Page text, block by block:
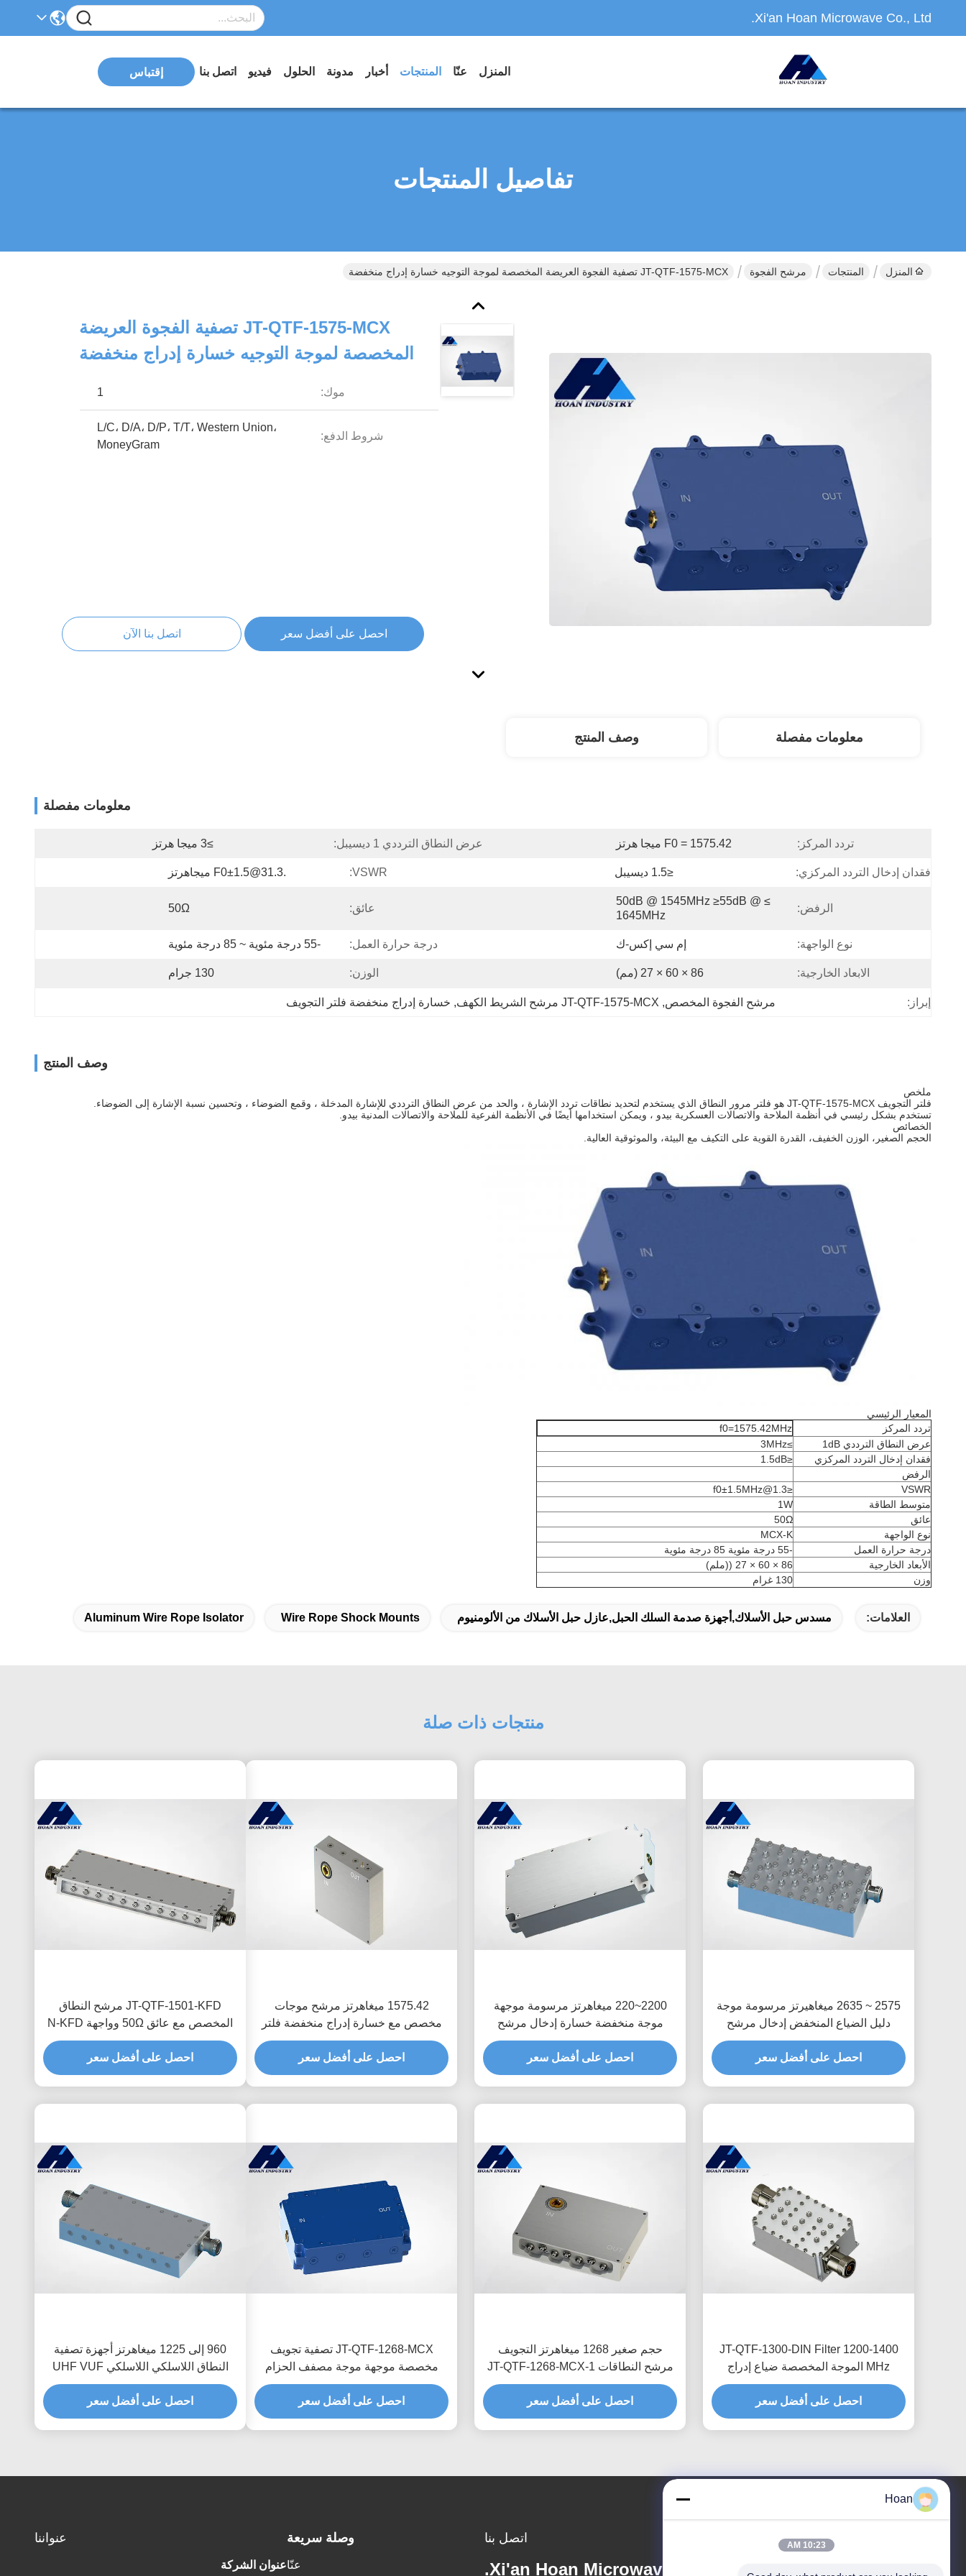
Xi'an Hoan Microwave Co., Ltd.
المنزل عنّا المنتجات أخبار مدونة الحلول فيديو اتصل بنا إقتباس
تفاصيل المنتجات
المنزل المنتجات مرشح الفجوة JT-QTF-1575-MCX تصفية الفجوة العريضة المخصصة لموجة التوجيه خسارة إدراج منخفضة
JT-QTF-1575-MCX تصفية الفجوة العريضة
المخصصة لموجة التوجيه خسارة إدراج منخفضة
موك: 1
شروط الدفع:
L/C، D/A، D/P، T/T، Western Union،
MoneyGram
احصل على أفضل سعر اتصل بنا الآن
معلومات مفصلة وصف المنتج
معلومات مفصلة
تردد المركز: F0 = 1575.42 ميجا هرتز عرض النطاق الترددي 1 ديسيبل: ≥3 ميجا هرتز
فقدان إدخال التردد المركزي: ≤1.5 ديسيبل VSWR: .31.3@f0±1.5 ميجاهرتز
الرفض:
≥50dB @ 1545MHz ≥55dB @
1645MHz
عائق: 50Ω
نوع الواجهة: إم سي إكس-ك درجة حرارة العمل: -55 درجة مئوية ~ 85 درجة مئوية
الابعاد الخارجية: 86 × 60 × 27 (مم) الوزن: 130 جرام
إبراز: مرشح الفجوة المخصص, JT-QTF-1575-MCX مرشح الشريط الكهف , خسارة إدراج منخفضة فلتر التجويف
وصف المنتج
ملخص
فلتر التجويف JT-QTF-1575-MCX هو فلتر مرور النطاق الذي يستخدم لتحديد نطاقات تردد الإشارة ، والحد من عرض النطاق الترددي للإشارة المدخلة ، وقمع الضوضاء ، وتحسين نسبة الإشارة إلى الضوضاء.
تستخدم بشكل رئيسي في أنظمة الملاحة والاتصالات العسكرية بيدو ، ويمكن استخدامها أيضًا في الأنظمة الفرعية للملاحة والاتصالات المدنية بيدو.
الخصائص
الحجم الصغير، الوزن الخفيف، القدرة القوية على التكيف مع البيئة، والموثوقية العالية.
المعيار الرئيسي
تردد المركز
f0=1575.42MHz
عرض النطاق الترددي 1dB
≥3MHz
فقدان إدخال التردد المركزي
≤1.5dB
الرفض
VSWR
≤1.3@f0±1.5MHz
متوسط الطاقة
1W
عائق
50Ω
نوع الواجهة
MCX-K
درجة حرارة العمل
-55 درجة مئوية 85 درجة مئوية
الأبعاد الخارجية
86 × 60 × 27 ((ملم)
وزن
130 غرام
العلامات: مسدس حبل الأسلاك,أجهزة صدمة السلك الحبل,عازل حبل الأسلاك من الألومنيوم Wire Rope Shock Mounts
Aluminum Wire Rope Isolator
منتجات ذات صلة
2575 ~ 2635 ميغاهيرتز مرسومة موجة
دليل الضياع المنخفض إدخال مرشح
النطاق JT-QTF-2605-N
احصل على أفضل سعر
2200~220 ميغاهرتز مرسومة موجهة
موجة منخفضة خسارة إدخال مرشح
النطاق JT-QTF-2230-MCX
احصل على أفضل سعر
1575.42 ميغاهرتز مرشح موجات
مخصص مع خسارة إدراج منخفضة فلتر
مرور النطاق JT-QTF-1575-MCX-1
احصل على أفضل سعر
JT-QTF-1501-KFD مرشح النطاق
المخصص مع عائق 50Ω وواجهة N-KFD
احصل على أفضل سعر
JT-QTF-1300-DIN Filter 1200-1400
MHz الموجة المخصصة ضياع إدراج
منخفض
احصل على أفضل سعر
حجم صغير 1268 ميغاهرتز التجويف
مرشح النطاقات JT-QTF-1268-MCX-1
خسارة إدراج منخفضة مخصصة
احصل على أفضل سعر
JT-QTF-1268-MCX تصفية تجويف
مخصصة موجهة موجة مصفف الحزام
منخفض خسارة الإدراج
احصل على أفضل سعر
960 إلى 1225 ميغاهرتز أجهزة تصفية
النطاق اللاسلكي اللاسلكي UHF VUF
50W أجهزة تصفية تجوف RF
احصل على أفضل سعر
اتصل بنا
Xi'an Hoan Microwave Co., Ltd.
وصلة سريعة
عنّا
عنواننا
عنوان الشركة
Hoan
10:23 AM